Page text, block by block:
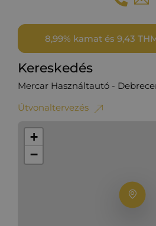
8,99% kamat és 9,43
Kereskedés
Mercar Használtautó -
Útvonaltervezés
+
−